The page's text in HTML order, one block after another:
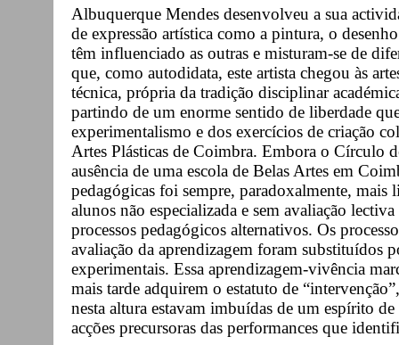
Albuquerque Mendes desenvolveu a sua
de expressão artística como a pintura, o
têm influenciado as outras e misturam-se de
que, como autodidata, este artista chegou às
técnica, própria da tradição disciplinar
partindo de um enorme sentido de liberdade
experimentalismo e dos exercícios de criação
Artes Plásticas de Coimbra. Embora o Círculo
ausência de uma escola de Belas Artes em
pedagógicas foi sempre, paradoxalmente,
alunos não especializada e sem avaliação
processos pedagógicos alternativos. Os
avaliação da aprendizagem foram substituídos
experimentais. Essa aprendizagem-vivência
mais tarde adquirem o estatuto de
nesta altura estavam imbuídas de um espírito
acções precursoras das performances que